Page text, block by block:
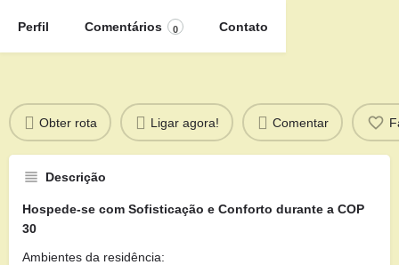
Perfil Comentários 0 Contato
Obter rota Ligar agora! Comentar
Descrição
Hospede-se com Sofisticação e Conforto durante a COP
30
Ambientes da residência: